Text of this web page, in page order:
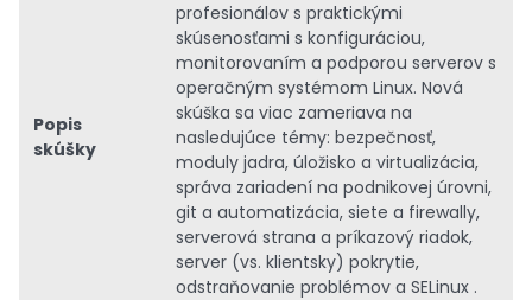
Popis
skúšky
profesionálov s praktickými
skúsenosťami s konfiguráciou,
monitorovaním a podporou serverov s
operačným systémom Linux. Nová
skúška sa viac zameriava na
nasledujúce témy: bezpečnosť,
moduly jadra, úložisko a virtualizácia,
správa zariadení na podnikovej úrovni,
git a automatizácia, siete a firewally,
serverová strana a príkazový riadok,
server (vs. klientsky) pokrytie,
odstraňovanie problémov a SELinux .